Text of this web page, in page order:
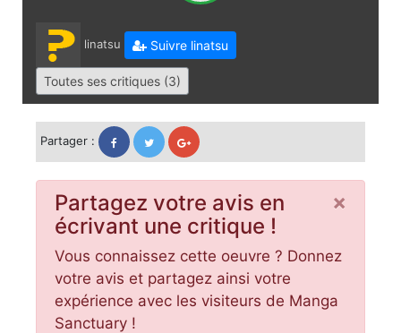
linatsu Suivre linatsu
Toutes ses critiques (3)
Partager :
×
Partagez votre avis en
écrivant une critique !
Vous connaissez cette oeuvre ? Donnez
votre avis et partagez ainsi votre
expérience avec les visiteurs de Manga
Sanctuary !